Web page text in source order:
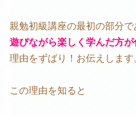
親勉初級講座の最初の部分で
遊びながら楽しく学んだ方が
理由をずばり！お伝えします
この理由を知ると